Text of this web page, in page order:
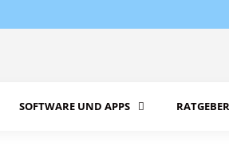
SOFTWARE UND APPS RATGEBER